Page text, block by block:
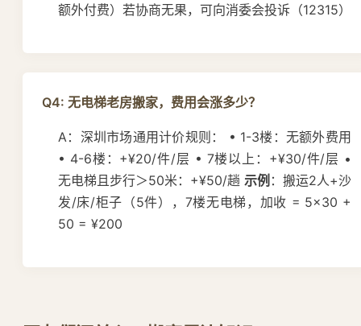
额外付费）若协商无果，可向消委会投诉（12315）
Q4: 无电梯老房搬家，费用会涨多少？
A：深圳市场通用计价规则： • 1-3楼：无额外费用
• 4-6楼：+¥20/件/层 • 7楼以上：+¥30/件/层 •
无电梯且步行＞50米：+¥50/趟 示例 ：搬运2人+沙
发/床/柜子（5件），7楼无电梯，加收 = 5×30 +
50 = ¥200